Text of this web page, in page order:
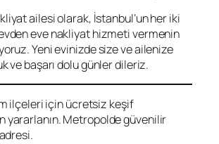
ailesi olarak, İstanbul’un her iki
eve nakliyat hizmeti vermenin
Yeni evinizde size ve ailenize
ve başarı dolu günler dileriz.
ilçeleri için ücretsiz keşif
yararlanın. Metropolde güvenilir